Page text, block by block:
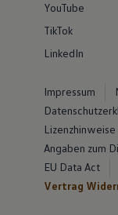
YouTube
TikTok
LinkedIn
Impressum
Angaben zum
EU Data Act
Vertrag